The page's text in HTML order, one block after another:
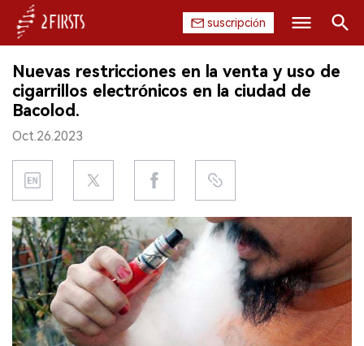
suscripción
INICIO
EMPRESA
PRODUCTO
REGULACIÓN
CHINA
DATOS
EXPOSICIÓN
Buscar
Nuevas restricciones en la venta y uso de
cigarrillos electrónicos en la ciudad de
Bacolod.
Oct.26.2023